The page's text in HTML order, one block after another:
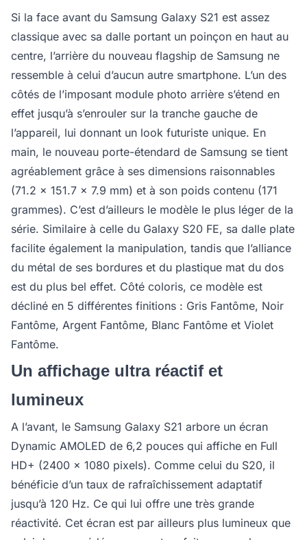
Si la face avant du Samsung Galaxy S21 est assez
classique avec sa dalle portant un poinçon en haut au
centre, l’arrière du nouveau flagship de Samsung ne
ressemble à celui d’aucun autre smartphone. L’un des
côtés de l’imposant module photo arrière s’étend en
effet jusqu’à s’enrouler sur la tranche gauche de
l’appareil, lui donnant un look futuriste unique. En
main, le nouveau porte-étendard de Samsung se tient
agréablement grâce à ses dimensions raisonnables
(71.2 x 151.7 x 7.9 mm) et à son poids contenu (171
grammes). C’est d’ailleurs le modèle le plus léger de la
série. Similaire à celle du Galaxy S20 FE, sa dalle plate
facilite également la manipulation, tandis que l’alliance
du métal de ses bordures et du plastique mat du dos
est du plus bel effet. Côté coloris, ce modèle est
décliné en 5 différentes finitions : Gris Fantôme, Noir
Fantôme, Argent Fantôme, Blanc Fantôme et Violet
Fantôme.
Un affichage ultra réactif et
lumineux
A l’avant, le Samsung Galaxy S21 arbore un écran
Dynamic AMOLED de 6,2 pouces qui affiche en Full
HD+ (2400 x 1080 pixels). Comme celui du S20, il
bénéficie d’un taux de rafraîchissement adaptatif
jusqu’à 120 Hz. Ce qui lui offre une très grande
réactivité. Cet écran est par ailleurs plus lumineux que